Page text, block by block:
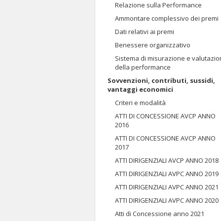
Relazione sulla Performance
Ammontare complessivo dei premi
Dati relativi ai premi
Benessere organizzativo
Sistema di misurazione e
della performance
Sovvenzioni, contributi, sussidi,
vantaggi economici
Criteri e modalità
ATTI DI CONCESSIONE AVCP ANNO
2016
ATTI DI CONCESSIONE AVCP ANNO
2017
ATTI DIRIGENZIALI AVCP ANNO 2018
ATTI DIRIGENZIALI AVPC ANNO 2019
ATTI DIRIGENZIALI AVPC ANNO 2021
ATTI DIRIGENZIALI AVPC ANNO 2020
Atti di Concessione anno 2021